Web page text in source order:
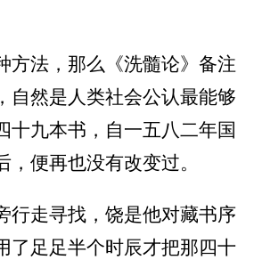
法，那么《洗髓论》备注
自然是人类社会公认最能够
十九本书，自一五八二年国
便再也没有改变过。
走寻找，饶是他对藏书序
了足足半个时辰才把那四十